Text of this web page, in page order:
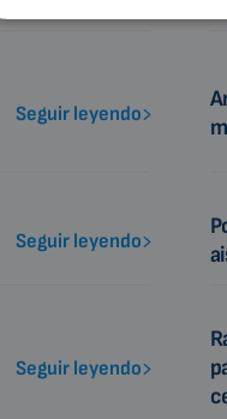
Seguir leyendo
Seguir leyendo
Seguir leyendo